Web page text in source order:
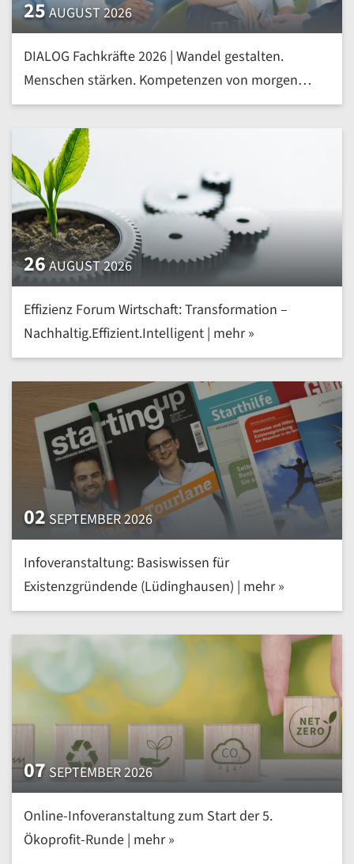
25AUGUST 2026
DIALOG Fachkräfte 2026 | Wandel gestalten.
Menschen stärken. Kompetenzen von morgen
heute entwickeln | mehr »
26AUGUST 2026
Effizienz Forum Wirtschaft: Transformation –
Nachhaltig.Effizient.Intelligent | mehr »
02 SEPTEMBER 2026
Infoveranstaltung: Basiswissen für
Existenzgründende (Lüdinghausen) | mehr »
07SEPTEMBER 2026
Online-Infoveranstaltung zum Start der 5.
Ökoprofit-Runde | mehr »